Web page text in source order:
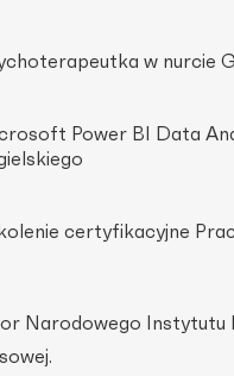
w nurcie
Power BI Data
certyfikacyjne
Narodowego Instytutu